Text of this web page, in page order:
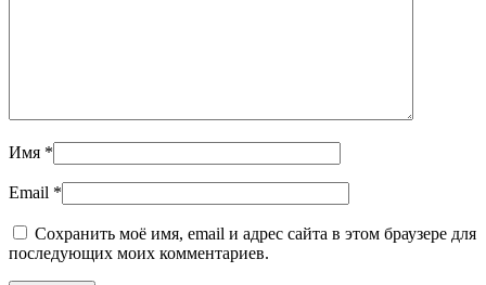
Имя *
Email *
Сохранить моё имя, email и адрес сайта в этом браузере для
последующих моих комментариев.